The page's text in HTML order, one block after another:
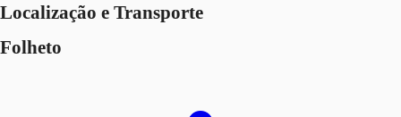
Localização e Transporte
Folheto